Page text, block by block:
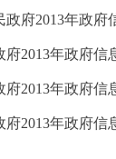
府2013年政府
2013年政府信
2013年政府信
2013年政府信